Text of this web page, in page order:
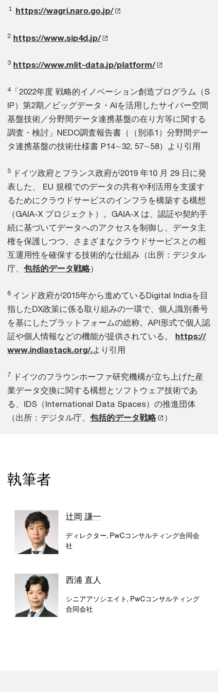
１ https://wagri.naro.go.jp/
2 https://www.sip4d.jp/
3 https://www.mlit-data.jp/platform/
4「2022年度 戦略的イノベーション創造プログラム（S
IP）第2期／ビッグデータ・AIを活用したサイバー空間
基盤技術／分野間データ連携基盤の在り方等に関する
調査・検討」NEDO調査報告書（（別添1）分野間デー
タ連携基盤の技術仕様書 P14∼32, 57∼58）より引用
5
ドイツ政府とフランス政府が2019 年10 月 29 日に発
表した、 EU 規模でのデータの共有や利活用を支援す
るためにクラウドサービスのインフラを構築する構想
（GAIA-X プロジェクト）。GAIA-X は、認証や契約手
続に基づいてデータへのアクセスを制御し、データ主
権を保護しつつ、さまざまなクラウドサービスとの相
互運用性を確保する技術的な仕組み（出所：デジタル
庁、 包括的データ戦略）
6 インド政府が2015年から進めているDigital Indiaを目
指したDX政策に係る取り組みの一環で、個人識別番号
を基にしたプラットフォームの総称。API形式で個人認
証や個人情報などの機能が提供されている。 https://
www.indiastack.org/.より引用
7
ドイツのフラウンホーファ研究機構が立ち上げた産
業データ交換に関する構想とソフトウェア技術であ
る、IDS（International Data Spaces）の推進団体
（出所：デジタル庁、 包括的データ戦略 ）
執筆者
辻岡 謙一
ディレクター, PwCコンサルティング合同会
社
西浦 直人
シニアアソシエイト, PwCコンサルティング
合同会社